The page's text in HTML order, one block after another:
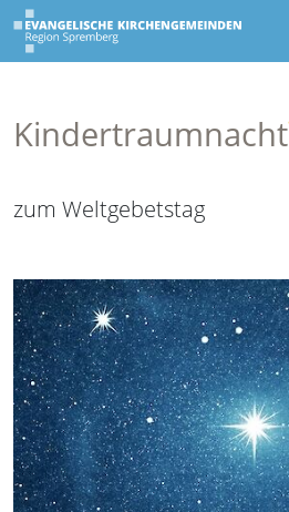
Kindertraumnacht
zum Weltgebetstag